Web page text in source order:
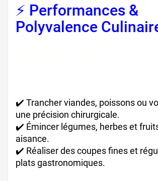
⚡ Performances &
Polyvalence
✔️ Trancher viandes, poissons ou
une précision chirurgicale.
✔️ Émincer légumes, herbes et
aisance.
✔️ Réaliser des coupes fines et
plats gastronomiques.